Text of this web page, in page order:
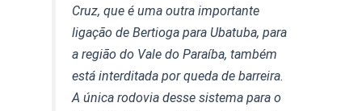
Cruz, que é uma outra importante
ligação de Bertioga para Ubatuba, para
a região do Vale do Paraíba, também
está interditada por queda de barreira.
A única rodovia desse sistema para o